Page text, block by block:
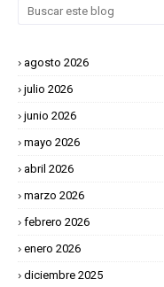
agosto 2026
julio 2026
junio 2026
mayo 2026
abril 2026
marzo 2026
febrero 2026
enero 2026
diciembre 2025